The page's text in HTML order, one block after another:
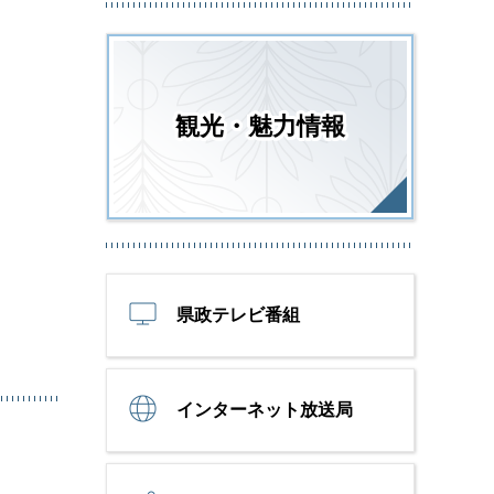
観光・魅力情報
県政テレビ番組
インターネット放送局